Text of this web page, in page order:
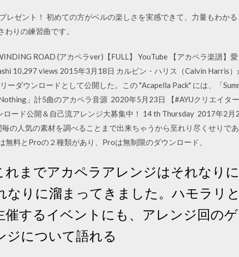
レゼント！ 初めての方がベルの楽しさを実感できて、力量もわか
りの練習曲です。
ROAD (アカペラver)【FULL】 YouTube 【アカペラ楽譜】
10,297 views 2015年3月18日 カルビン・ハリス（Calvin Harris）
ダウンロードとして公開した。この "Acapella Pack" には、「
」計5曲のアカペラ音源 2020年5月23日 【#AYUクリエイター
ード公開＆自己流アレンジ大募集中！ 14 th Thursday 2017年2月
の人気の素材を調べることまで出来ちゃうから至れり尽くせりであ
無料とProの２種類があり、Proは無制限のダウンロード、
までアカペラアレンジはそれなり
りに溜まってきました。ハモラリと
するイベントにも、アレンジ回の
ジについて語れる